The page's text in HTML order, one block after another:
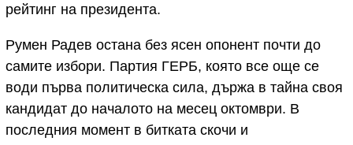
рейтинг на президента.
Румен Радев остана без ясен опонент почти до
самите избори. Партия ГЕРБ, която все още се
води първа политическа сила, държа в тайна своя
кандидат до началото на месец октомври. В
последния момент в битката скочи и